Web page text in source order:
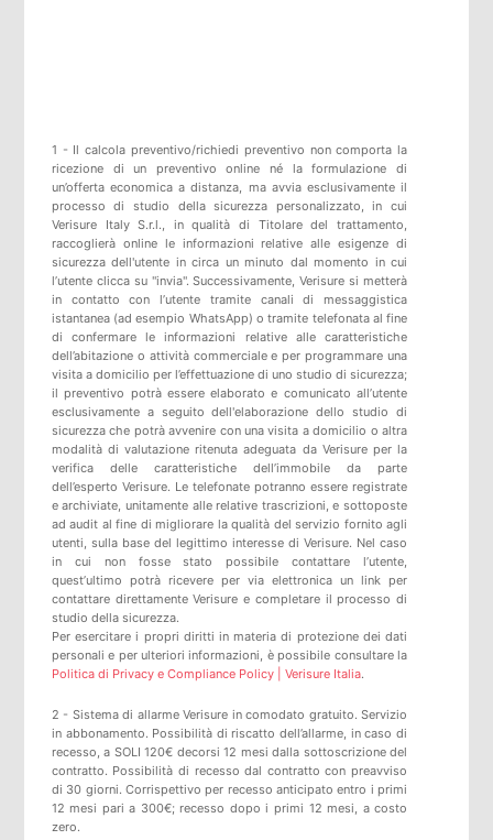
1 - Il calcola preventivo/richiedi preventivo non comporta la
ricezione di un preventivo online né la formulazione di
un’offerta economica a distanza, ma avvia esclusivamente il
processo di studio della sicurezza personalizzato, in cui
Verisure Italy S.r.l., in qualità di Titolare del trattamento,
raccoglierà online le informazioni relative alle esigenze di
sicurezza dell'utente in circa un minuto dal momento in cui
l’utente clicca su "invia". Successivamente, Verisure si metterà
in contatto con l’utente tramite canali di messaggistica
istantanea (ad esempio WhatsApp) o tramite telefonata al fine
di confermare le informazioni relative alle caratteristiche
dell’abitazione o attività commerciale e per programmare una
visita a domicilio per l’effettuazione di uno studio di sicurezza;
il preventivo potrà essere elaborato e comunicato all’utente
esclusivamente a seguito dell'elaborazione dello studio di
sicurezza che potrà avvenire con una visita a domicilio o altra
modalità di valutazione ritenuta adeguata da Verisure per la
verifica delle caratteristiche dell’immobile da parte
dell’esperto Verisure. Le telefonate potranno essere registrate
e archiviate, unitamente alle relative trascrizioni, e sottoposte
ad audit al fine di migliorare la qualità del servizio fornito agli
utenti, sulla base del legittimo interesse di Verisure. Nel caso
in cui non fosse stato possibile contattare l’utente,
quest’ultimo potrà ricevere per via elettronica un link per
contattare direttamente Verisure e completare il processo di
studio della sicurezza.
Per esercitare i propri diritti in materia di protezione dei dati
personali e per ulteriori informazioni, è possibile consultare la
Politica di Privacy e Compliance Policy | Verisure Italia.
2 - Sistema di allarme Verisure in comodato gratuito. Servizio
in abbonamento. Possibilità di riscatto dell’allarme, in caso di
recesso, a SOLI 120€ decorsi 12 mesi dalla sottoscrizione del
contratto. Possibilità di recesso dal contratto con preavviso
di 30 giorni. Corrispettivo per recesso anticipato entro i primi
12 mesi pari a 300€; recesso dopo i primi 12 mesi, a costo
zero.